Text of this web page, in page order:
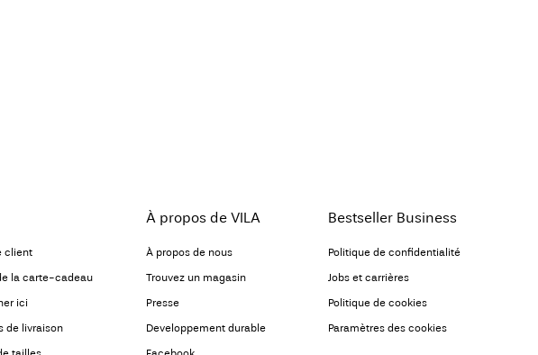
client
la carte-cadeau
ici
de livraison
À propos de VILA
À propos de nous
Trouvez un magasin
Presse
Developpement durable
Bestseller Business
Politique de confidentialité
Jobs et carrières
Politique de cookies
Paramètres des cookies